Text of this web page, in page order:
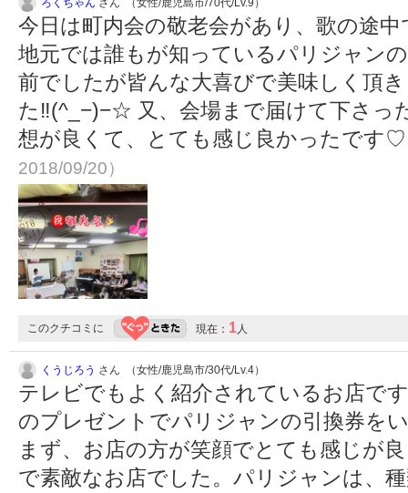
ろくちゃん さん （女性/鹿児島市/70代/Lv.9）
今日は町内会の敬老会があり、歌の途
地元では誰もが知っているパリジャン
前でしたが皆んな大喜びで美味しく頂
た‼︎(^_−)−☆ 又、会場まで届けて下さっ
想が良くて、とても感じ良かったです
2018/09/20）
このクチコミに 現在： 1人
くうじろう さん （女性/鹿児島市/30代/Lv.4）
テレビでもよく紹介されているお店で
のプレゼントでパリジャンの引換券を
まず、お店の方が笑顔でとても感じが
で素敵なお店でした。パリジャンは、